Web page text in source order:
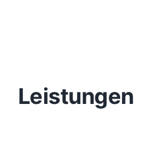
Leistungen